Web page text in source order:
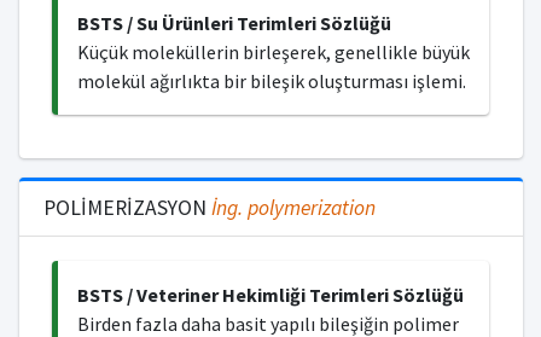
BSTS / Su Ürünleri Terimleri Sözlüğü
Küçük moleküllerin birleşerek, genellikle büyük
molekül ağırlıkta bir bileşik oluşturması işlemi.
POLİMERİZASYON İng. polymerization
BSTS / Veteriner Hekimliği Terimleri Sözlüğü
Birden fazla daha basit yapılı bileşiğin polimer